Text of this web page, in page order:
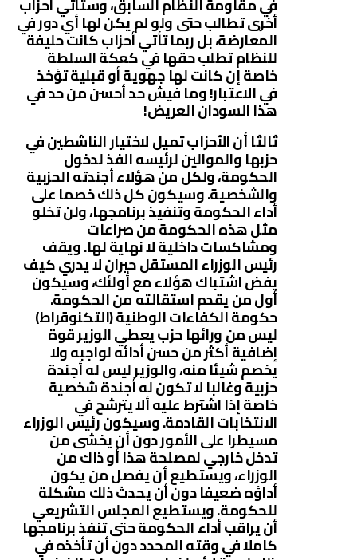
أخرى تطالب حتى ولو لم يكن لها أي دور في
المعارضة، بل ربما تأتي أحزاب كانت حليفة
للنظام تطلب حقها في كعكة السلطة
خاصة إن كانت لها جهوية أو قبلية تؤخذ
في الاعتبار! وما فيش حد أحسن من حد في
هذا السودان العريض!
ثالثا أن الأحزاب تميل لاختيار الناشطين في
حزبها والموالين لرئيسه الفذ لدخول
الحكومة، ولكل من هؤلاء أجندته الحزبية
والشخصية. وسيكون كل ذلك خصما على
أداء الحكومة وتنفيذ برنامجها، ولن تخلو
مثل هذه الحكومة من صراعات
ومشاكسات داخلية لا نهاية لها. ويقف
رئيس الوزراء المستقل حيران لا يدري كيف
يفض اشتباك هؤلاء مع أولئك، وسيكون
أول من يقدم استقالته من الحكومة.
حكومة الكفاءات الوطنية (التكنوقراط)
ليس من ورائها حزب يعطي الوزير قوة
إضافية أكثر من حسن أدائه لواجبه ولا
يخصم شيئا منه، والوزير ليس له أجندة
حزبية وغالبا لا تكون له أجندة شخصية
خاصة إذا اشترط عليه ألا يترشح في
الانتخابات القادمة. وسيكون رئيس الوزراء
مسيطرا على الأمور دون أن يخشى من
تدخل خارجي لمصلحة هذا أو ذاك من
الوزراء، ويستطيع أن يفصل من يكون
أداؤه ضعيفا دون أن يحدث ذلك مشكلة
للحكومة. ويستطيع المجلس التشريعي
أن يراقب أداء الحكومة حتى تنفذ برنامجها
كاملا في وقته المحدد دون أن تأخذه في